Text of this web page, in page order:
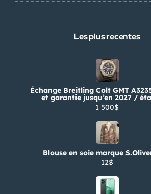
Les plus recentes
Échange Breitling Colt GMT
et garantie jusqu’en 2027 /
1 500$
Blouse en soie marque
12$